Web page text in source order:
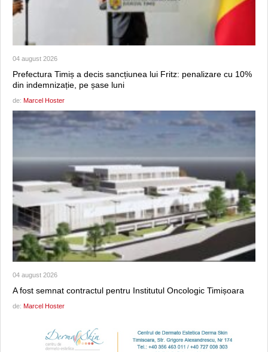
04 august 2026
Prefectura Timiș a decis sancțiunea lui Fritz: penalizare cu 10%
din indemnizație, pe șase luni
de: Marcel Hoster
04 august 2026
A fost semnat contractul pentru Institutul Oncologic Timișoara
de: Marcel Hoster